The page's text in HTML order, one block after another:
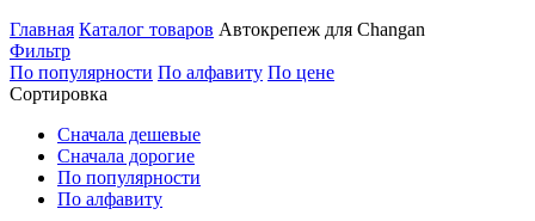
Главная Каталог товаров Автокрепеж для Changan
Фильтр
По популярности По алфавиту По цене
Сортировка
Сначала дешевые
Сначала дорогие
По популярности
По алфавиту